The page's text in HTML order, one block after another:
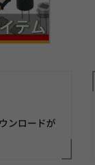
ンロードが